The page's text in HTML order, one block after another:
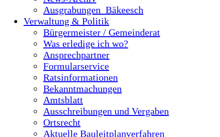
Ausgrabungen_Bäkeesch
Verwaltung & Politik
Bürgermeister / Gemeinderat
Was erledige ich wo?
Ansprechpartner
Formularservice
Ratsinformationen
Bekanntmachungen
Amtsblatt
Ausschreibungen und Vergaben
Ortsrecht
Aktuelle Bauleitplanverfahren